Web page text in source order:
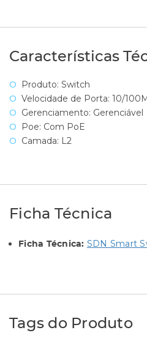
Características
Produto: Switch
Velocidade de Porta: 10/
Gerenciamento: Gerenciável
Poe: Com PoE
Camada: L2
Ficha Técnica
Ficha Técnica: SDN Smart
Tags do Produto